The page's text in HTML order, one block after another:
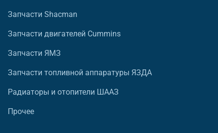
Запчасти Shacman
Запчасти двигателей Cummins
Запчасти ЯМЗ
Запчасти топливной аппаратуры ЯЗДА
Радиаторы и отопители ШААЗ
Прочее